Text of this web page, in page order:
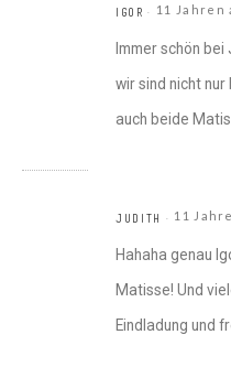
IGOR 11 Jahren
Immer schön
wir sind nicht
auch beide
JUDITH 11
Hahaha genau
Matisse! Und
Eindladung und